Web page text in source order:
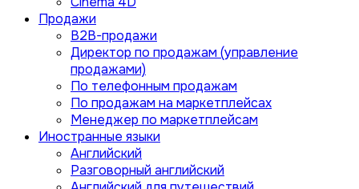
Продажи
B2B-продажи
Директор по продажам (управление
продажами)
По телефонным продажам
По продажам на маркетплейсах
Менеджер по маркетплейсам
Иностранные языки
Английский
Разговорный английский